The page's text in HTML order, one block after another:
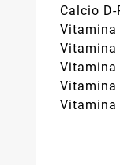
Calcio
Vitamina
Vitamina
Vitamina
Vitamina
Vitamina